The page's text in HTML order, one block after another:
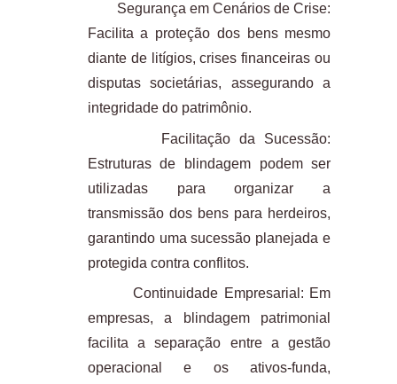
Segurança em Cenários de Crise:
Facilita a proteção dos bens mesmo
diante de litígios, crises financeiras ou
disputas societárias, assegurando a
integridade do patrimônio.
Facilitação da Sucessão:
Estruturas de blindagem podem ser
utilizadas para organizar a
transmissão dos bens para herdeiros,
garantindo uma sucessão planejada e
protegida contra conflitos.
Continuidade Empresarial: Em
empresas, a blindagem patrimonial
facilita a separação entre a gestão
operacional e os ativos-funda,